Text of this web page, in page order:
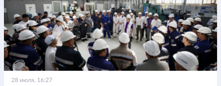
28 июля, 16:27